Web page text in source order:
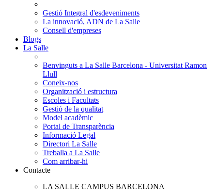
Gestió Integral d'esdeveniments
La innovació, ADN de La Salle
Consell d'empreses
Blogs
La Salle
Benvinguts a La Salle Barcelona - Universitat Ramon
Llull
Coneix-nos
Organització i estructura
Escoles i Facultats
Gestió de la qualitat
Model acadèmic
Portal de Transparència
Informació Legal
Directori La Salle
Treballa a La Salle
Com arribar-hi
Contacte
LA SALLE CAMPUS BARCELONA